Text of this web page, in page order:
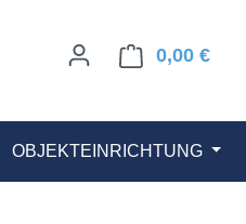
0,00 €
OBJEKTEINRICHTUNG